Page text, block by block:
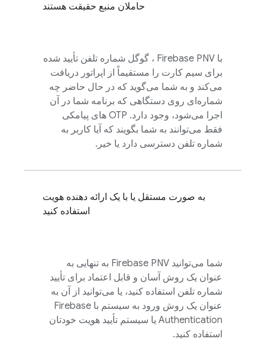
حاملان منبع حقیقت هستند
با Firebase PNV ، گوگل شماره تلفن تأیید شده
برای سیم کارت را مستقیماً از اپراتور دریافت
می‌کند و به شما می‌گوید که در حال حاضر چه
شماره‌ای روی دستگاهی که برنامه شما در آن
اجرا می‌شود، وجود دارد. OTP های پیامکی
فقط می‌توانند به شما بگویند که آیا کاربر به
شماره تلفن دسترسی دارد یا خیر.
به صورت مستقل یا با یک ارائه دهنده هویت
استفاده کنید
شما می‌توانید Firebase PNV به تنهایی به
عنوان یک روش آسان و قابل اعتماد برای تأیید
شماره تلفن استفاده کنید، یا می‌توانید از آن به
عنوان یک روش ورود به سیستم با Firebase
Authentication یا سیستم تأیید هویت خودتان
استفاده کنید.